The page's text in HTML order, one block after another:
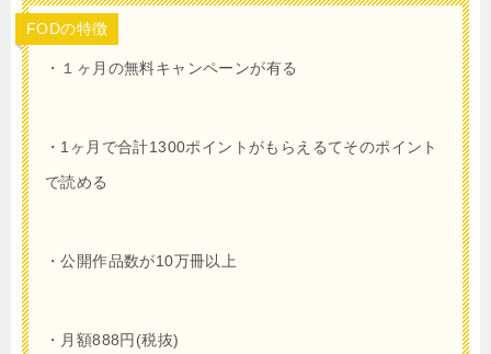
FODの特徴
・１ヶ月 の無料キャンペーンが有る
・ 1 ヶ月で合計1300ポイントがもらえるてそのポイント
で読める
・公開作品数が10万冊以上
・月額888円(税抜)